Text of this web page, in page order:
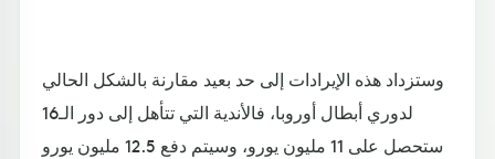
وستزداد هذه الإيرادات إلى حد بعيد مقارنة بالشكل الحالي
لدوري أبطال أوروبا، فالأندية التي تتأهل إلى دور الـ16
ستحصل على 11 مليون يورو، وسيتم دفع 12.5 مليون يورو